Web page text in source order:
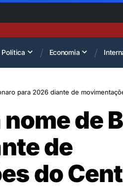
Política Economia
para 2026 diante de
de
de
do